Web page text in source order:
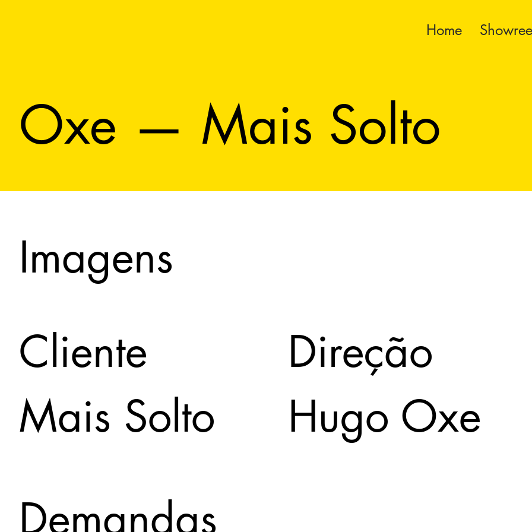
Home
Oxe — Mais Solto
Imagens
Demandas
Direção
Hugo Oxe
Cliente
Mais Solto